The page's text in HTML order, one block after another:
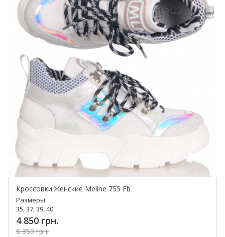
Кроссовки Женские Meline 755 Fb
Размеры:
35, 37, 39, 40
4 850 грн.
6 350 грн.